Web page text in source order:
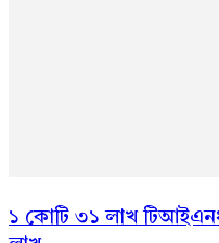
১ কোটি ৩১ লাখ